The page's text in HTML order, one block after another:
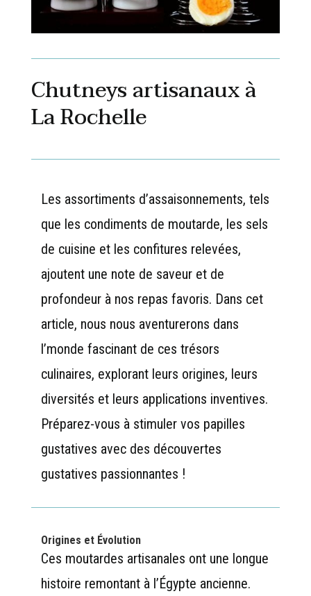
Chutneys artisanaux à
La Rochelle
Les assortiments d’assaisonnements, tels
que les condiments de moutarde, les sels
de cuisine et les confitures relevées,
ajoutent une note de saveur et de
profondeur à nos repas favoris. Dans cet
article, nous nous aventurerons dans
l’monde fascinant de ces trésors
culinaires, explorant leurs origines, leurs
diversités et leurs applications inventives.
Préparez-vous à stimuler vos papilles
gustatives avec des découvertes
gustatives passionnantes !
Origines et Évolution
Ces moutardes artisanales ont une longue
histoire remontant à l’Égypte ancienne.